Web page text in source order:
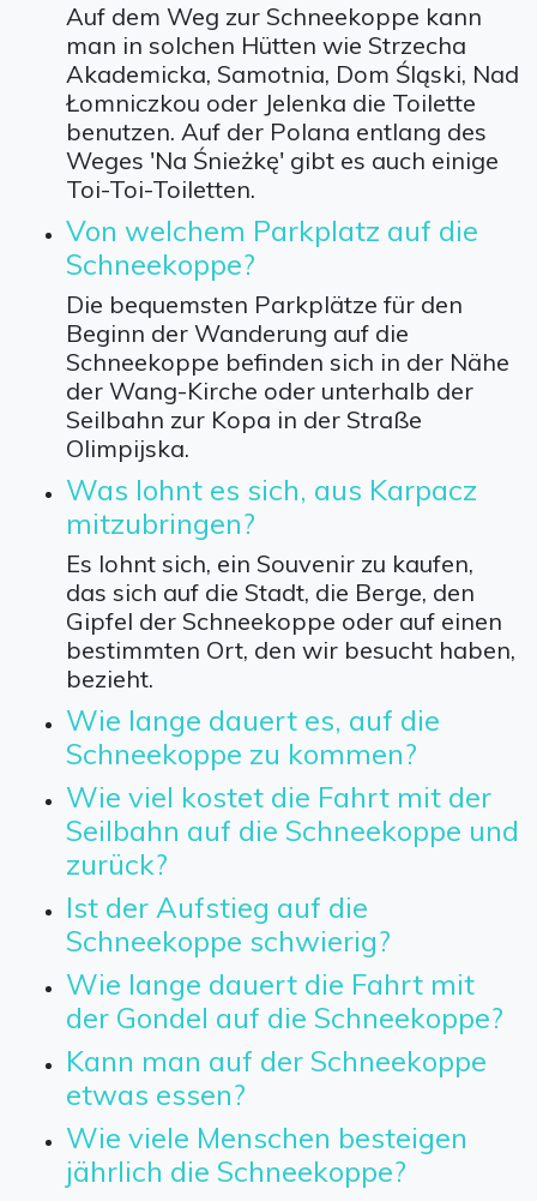
Auf dem Weg zur Schneekoppe kann
man in solchen Hütten wie Strzecha
Akademicka, Samotnia, Dom Śląski, Nad
Łomniczkou oder Jelenka die Toilette
benutzen. Auf der Polana entlang des
Weges 'Na Śnieżkę' gibt es auch einige
Toi-Toi-Toiletten.
Von welchem Parkplatz auf die
Schneekoppe?
Die bequemsten Parkplätze für den
Beginn der Wanderung auf die
Schneekoppe befinden sich in der Nähe
der Wang-Kirche oder unterhalb der
Seilbahn zur Kopa in der Straße
Olimpijska.
Was lohnt es sich, aus Karpacz
mitzubringen?
Es lohnt sich, ein Souvenir zu kaufen,
das sich auf die Stadt, die Berge, den
Gipfel der Schneekoppe oder auf einen
bestimmten Ort, den wir besucht haben,
bezieht.
Wie lange dauert es, auf die
Schneekoppe zu kommen?
Wie viel kostet die Fahrt mit der
Seilbahn auf die Schneekoppe und
zurück?
Ist der Aufstieg auf die
Schneekoppe schwierig?
Wie lange dauert die Fahrt mit
der Gondel auf die Schneekoppe?
Kann man auf der Schneekoppe
etwas essen?
Wie viele Menschen besteigen
jährlich die Schneekoppe?